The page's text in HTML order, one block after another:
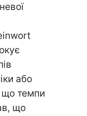
або
що темпи
що